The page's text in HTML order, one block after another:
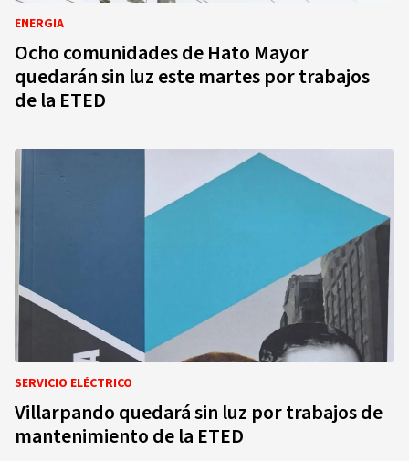
ENERGIA
Ocho comunidades de Hato Mayor
quedarán sin luz este martes por trabajos
de la ETED
SERVICIO ELÉCTRICO
Villarpando quedará sin luz por trabajos de
mantenimiento de la ETED